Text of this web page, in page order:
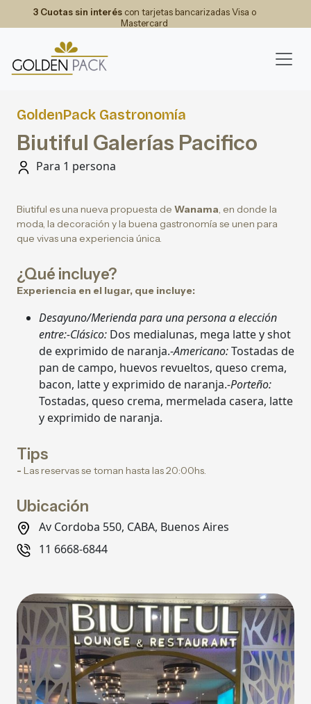
3 Cuotas sin interéscon tarjetas bancarizadas Visa o
Mastercard
GoldenPack Gastronomía
Biutiful Galerías Pacifico
Para 1 persona
Biutiful es una nueva propuesta de Wanama, en donde la
moda, la decoración y la buena gastronomía se unen para
que vivas una experiencia única.
¿Qué incluye?
Experiencia en el lugar, que incluye:
Desayuno/Merienda para una persona a elección
entre:-Clásico: Dos medialunas, mega latte y shot
de exprimido de naranja.-Americano:Tostadas de
pan de campo, huevos revueltos, queso crema,
bacon, latte y exprimido de naranja.-Porteño:
Tostadas, queso crema, mermelada casera, latte
y exprimido de naranja.
Tips
- Las reservas se toman hasta las 20:00hs.
Ubicación
Av Cordoba 550, CABA, Buenos Aires
11 6668-6844